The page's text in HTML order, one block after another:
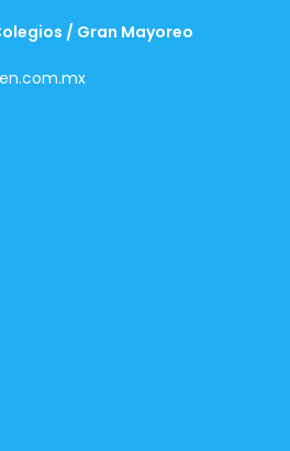
/ Gran Mayoreo